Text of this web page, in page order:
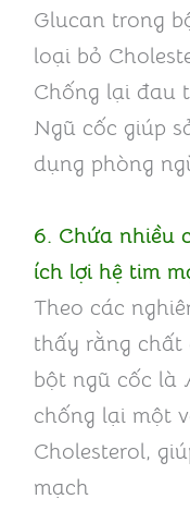
Glucan trong
loại bỏ
Chống lại đau
Ngũ cốc giúp
dụng phòng
6. Chứa nhiều
ích lợi hệ tim
Theo các
thấy rằng chất
bột ngũ cốc là
chống lại một
Cholesterol,
mạch